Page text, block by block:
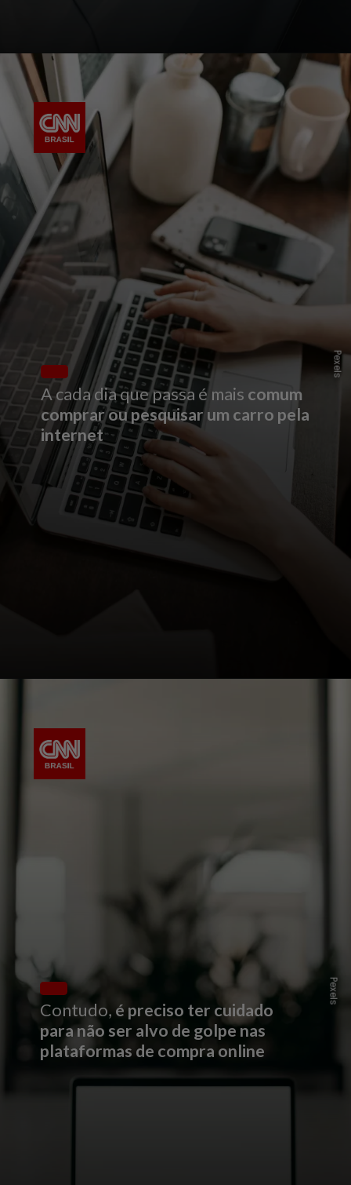
A cada dia que passa é mais comum
comprar ou pesquisar um carro pela
internet
Pexels
Contudo, é preciso ter cuidado
para não ser alvo de golpe nas
plataformas de compra online
Pexels